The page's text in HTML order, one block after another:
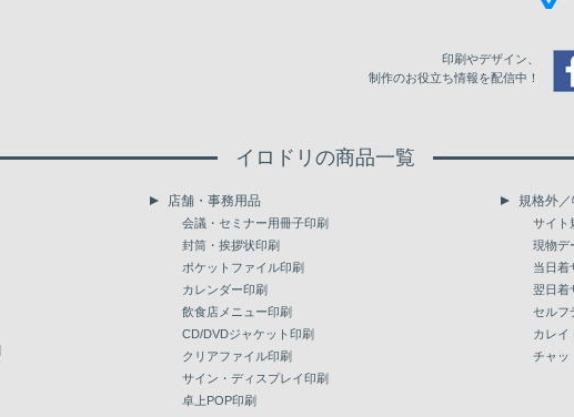
59,637
260 47,901 63,327
270 49,287
50,670
52,054
53,436
54,819
印刷やデザイン、
制作のお役立ち情報を配信中！
イロドリの商品一覧
店舗・事務用品
会議・セミナー用冊子印刷
封筒・挨拶状印刷
ポケットファイル印刷
カレンダー印刷
飲食店メニュー印刷
CD/DVDジャケット印刷
クリアファイル印刷
サイン・ディスプレイ印刷
卓上POP印刷
規格外
サイト
現物デ
当日着
翌日着
セルフ
カレイ
チャッ